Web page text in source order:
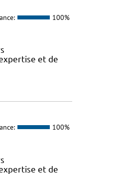
100%
et de
100%
et de